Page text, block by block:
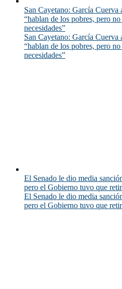
San Cayetano: García
“hablan de los pobres, pero no
necesidades”
San Cayetano: García
“hablan de los pobres, pero no
necesidades”
El Senado le dio media
pero el Gobierno tuvo que
El Senado le dio media
pero el Gobierno tuvo que